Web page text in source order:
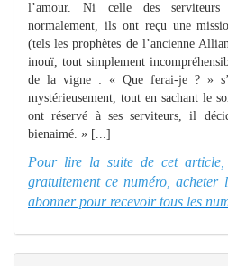
l’amour. Ni celle des
normalement, ils ont reçu une
(tels les prophètes de l’ancienne
inouï, tout simplement
de la vigne : « Que ferai-je ? »
mystérieusement, tout en sachant le
ont réservé à ses serviteurs, il
bienaimé. » [...]
Pour lire la suite de cet article,
gratuitement ce numéro,
abonner pour recevoir tous les